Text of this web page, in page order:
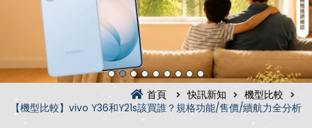
首頁 快訊新知
機型比較
【機型比較】vivo Y36和Y21s該買誰？規格功能/售價/續航力全分析